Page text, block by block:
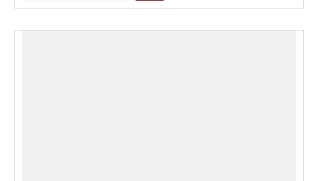
manipulaciones.